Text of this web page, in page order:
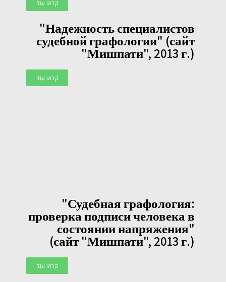
קראו עוד
"Надежность специалистов
судебной графологии" (сайт
"Мишпати", 2013 г.)
קראו עוד
"Судебная графология:
проверка подписи человека в
состоянии напряжения"
(сайт "Мишпати", 2013 г.)
קראו עוד